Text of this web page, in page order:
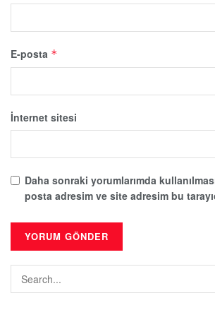
E-posta *
İnternet sitesi
Daha sonraki yorumlarımda
posta adresim ve site adresim bu